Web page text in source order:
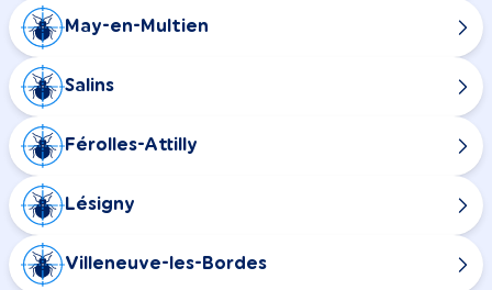
May-en-Multien
Salins
Férolles-Attilly
Lésigny
Villeneuve-les-Bordes